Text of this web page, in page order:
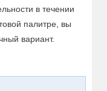
в течении
палитре, вы
вариант.